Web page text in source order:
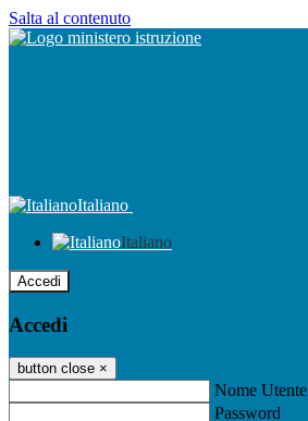
Salta al contenuto
Italiano
Italiano
Accedi
Accedi
button close ×
Nome Utente
Password